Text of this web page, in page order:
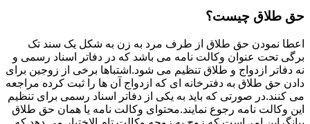
حق طلاق چیست؟
اعطا نمودن حق طلاق از طرف مرد به زن به شکل یک سند تک
برگی تحت عنوان وکالت نامه می باشد که در دفاتر اسناد رسمی و
نه دفاتر ازدواج و طلاق تنظیم می شود.اشتباها برخی از زوجین برای
دادن حق طلاق به دفترخانه ای که ازدواج آن ها را ثبت کرده مراجعه
می کنند.در صورتی که باید به یکی از دفاتر اسناد رسمی برای تنظیم
این وکالت نامه رجوع نمایند.محتوای وکالت نامه یا همان حق طلاق